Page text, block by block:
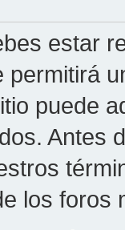
estar
permitirá
puede
Antes
los foros